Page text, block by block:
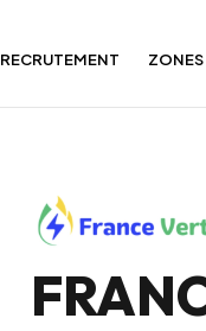
RECRUTEMENT